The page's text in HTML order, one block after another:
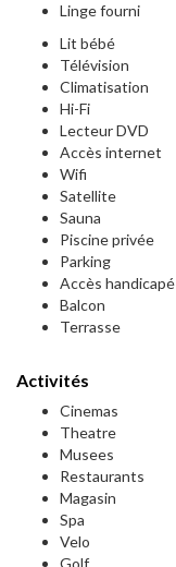
Linge fourni
Lit bébé
Télévision
Climatisation
Hi-Fi
Lecteur DVD
Accès internet
Wifi
Satellite
Sauna
Piscine privée
Parking
Accès handicapé
Balcon
Terrasse
Activités
Cinemas
Theatre
Musees
Restaurants
Magasin
Spa
Velo